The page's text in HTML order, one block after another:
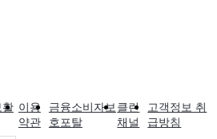
활 이용
약관
금융소비자보
호포탈
클린
채널
고객정보 취
급방침